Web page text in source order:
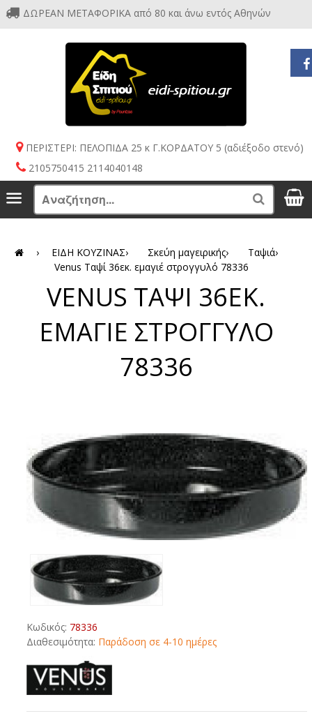
ΔΩΡΕΑΝ ΜΕΤΑΦΟΡΙΚΑ από 80 και άνω εντός Αθηνών
ΠΕΡΙΣΤΕΡΙ: ΠΕΛΟΠΙΔΑ 25 κ Γ.ΚΟΡΔΑΤΟΥ 5 (αδιέξοδο στενό)
2105750415 2114040148
Menu Search
› ΕΙΔΗ ΚΟΥΖΙΝΑΣ› Σκεύη μαγειρικής› Ταψιά›
Venus Ταψί 36εκ. εμαγιέ στρογγυλό 78336
VENUS ΤΑΨΙ 36ΕΚ.
ΕΜΑΓΙΕ ΣΤΡΟΓΓΥΛΟ
78336
Κωδικός: 78336
Διαθεσιμότητα: Παράδοση σε 4-10 ημέρες